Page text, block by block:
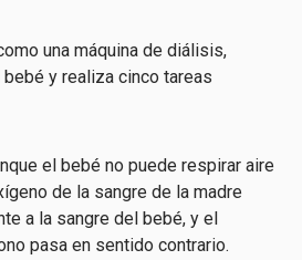
una máquina de diálisis,
y realiza cinco tareas
el bebé no puede respirar aire
de la sangre de la madre
a la sangre del bebé, y el
pasa en sentido contrario.